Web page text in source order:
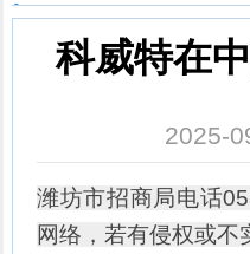
科威特在
2025-
潍坊市招商局电话
网络，若有侵权或不